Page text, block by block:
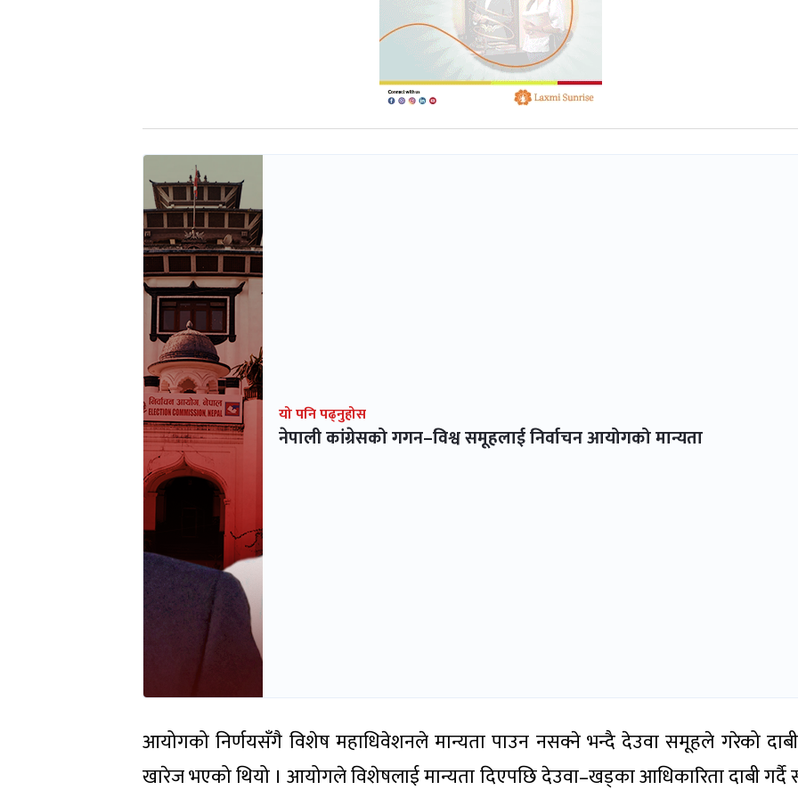
यो पनि पढ्नुहोस
नेपाली कांग्रेसको गगन–विश्व समूहलाई निर्वाचन आयोगको मान्यता
आयोगको निर्णयसँगै विशेष महाधिवेशनले मान्यता पाउन नसक्ने भन्दै देउवा समूहले गरेको
खारेज भएको थियो । आयोगले विशेषलाई मान्यता दिएपछि देउवा–खड्का आधिकारिता दाबी गर्दै